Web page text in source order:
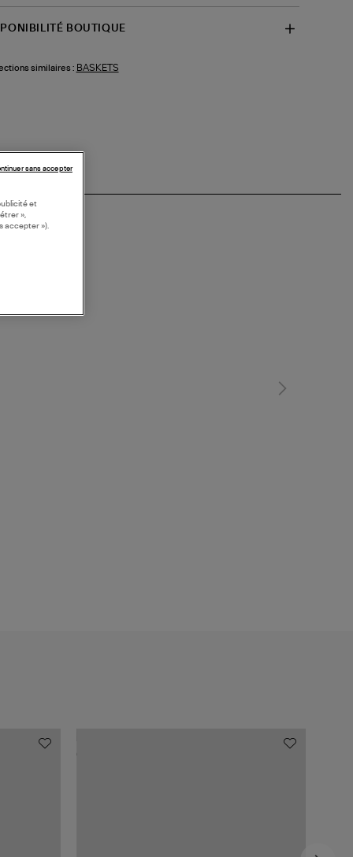
BOUTIQUE
similaires : BASKETS
et
»,
accepter »).
sans accepter